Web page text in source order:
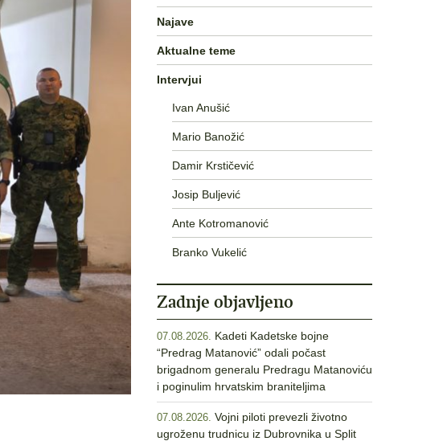
Najave
Aktualne teme
Intervjui
Ivan Anušić
Mario Banožić
Damir Krstičević
Josip Buljević
Ante Kotromanović
Branko Vukelić
Zadnje objavljeno
07.08.2026. Kadeti Kadetske bojne
“Predrag Matanović” odali počast
brigadnom generalu Predragu Matanoviću
i poginulim hrvatskim braniteljima
07.08.2026. Vojni piloti prevezli životno
ugroženu trudnicu iz Dubrovnika u Split